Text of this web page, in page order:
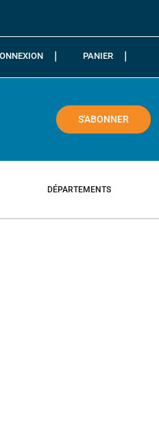
PANIER
S'ABONNER
DÉPARTEMENTS